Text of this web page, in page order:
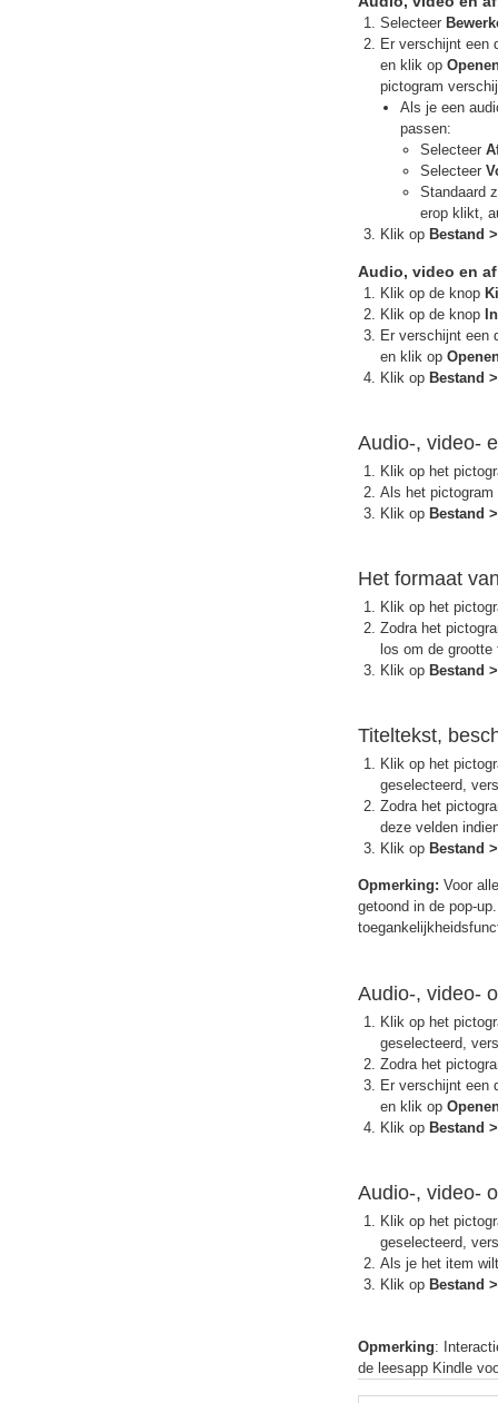
Selecteer
Er verschijnt een
en klik op
pictogram
Als je een
passen:
Selecteer
Selecteer
Standaard
erop klikt,
Klik op Bestand
Audio, video en
Klik op de knop
Klik op de knop
Er verschijnt een
en klik op
Klik op Bestand
Audio-, video-
Klik op het
Als het pictogram
Klik op Bestand
Het formaat
Klik op het
Zodra het
los om de
Klik op Bestand
Titeltekst,
Klik op het
geselecteerd,
Zodra het
deze velden
Klik op Bestand
Opmerking: Voor
getoond in de pop-
Audio-, video-
Klik op het
geselecteerd,
Zodra het
Er verschijnt een
en klik op
Klik op Bestand
Audio-, video-
Klik op het
geselecteerd,
Als je het item
Klik op Bestand
Opmerking:
de leesapp Kindle